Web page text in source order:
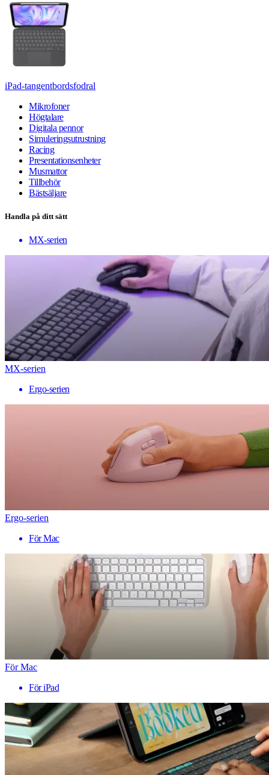
iPad-tangentbordsfodral
Mikrofoner
Högtalare
Digitala pennor
Simuleringsutrustning
Racing
Presentationsenheter
Musmattor
Tillbehör
Bästsäljare
Handla på ditt sätt
MX-serien
MX-serien
Ergo-serien
Ergo-serien
För Mac
För Mac
För iPad